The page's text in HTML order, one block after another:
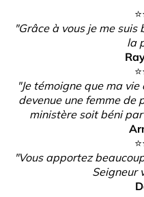
"Grâce à vous je me
la
"Je témoigne que ma
devenue une femme de
ministère soit béni
"Vous apportez
Seigneur